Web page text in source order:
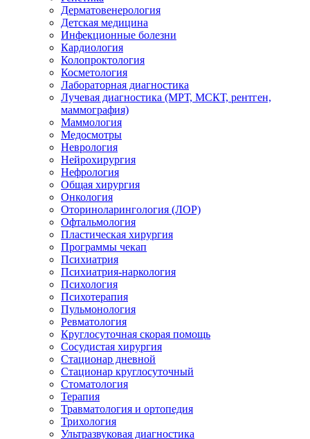
Дерматовенерология
Детская медицина
Инфекционные болезни
Кардиология
Колопроктология
Косметология
Лабораторная диагностика
Лучевая диагностика (МРТ, МСКТ, рентген,
маммография)
Маммология
Медосмотры
Неврология
Нейрохирургия
Нефрология
Общая хирургия
Онкология
Оториноларингология (ЛОР)
Офтальмология
Пластическая хирургия
Программы чекап
Психиатрия
Психиатрия-наркология
Психология
Психотерапия
Пульмонология
Ревматология
Круглосуточная скорая помощь
Сосудистая хирургия
Стационар дневной
Стационар круглосуточный
Стоматология
Терапия
Травматология и ортопедия
Трихология
Ультразвуковая диагностика